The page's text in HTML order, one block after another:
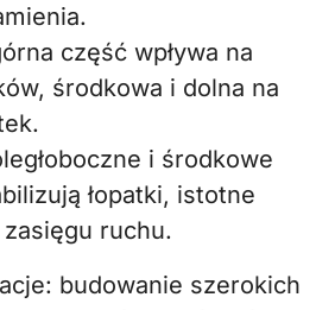
część wpływa na
środkowa i dolna na
i środkowe
łopatki, istotne
ruchu.
budowanie szerokich